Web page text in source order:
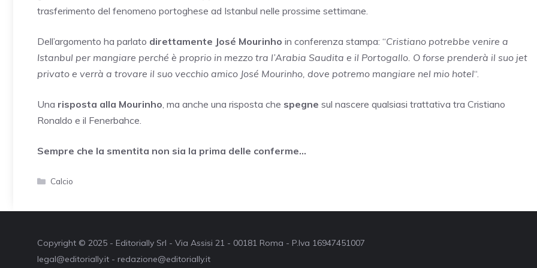
trasferimento del fenomeno portoghese ad Istanbul nelle prossime settimane.
Dell’argomento ha parlato direttamente José Mourinho in conferenza stampa: “Cristiano potrebbe venire a
Istanbul per mangiare perché è proprio in mezzo tra l’Arabia Saudita e il Portogallo. O forse prenderà il suo jet
privato e verrà a trovare il suo vecchio amico José Mourinho, dove potremo mangiare nel mio hotel“.
Una risposta alla Mourinho , ma anche una risposta che spegne sul nascere qualsiasi trattativa tra Cristiano
Ronaldo e il Fenerbahce.
Sempre che la smentita non sia la prima delle conferme…
Categorie
Calcio
Copyright © 2025 - Editorially Srl - Via Assisi 21 - 00181 Roma - P.Iva 16947451007
legal@editorially.it - redazione@editorially.it